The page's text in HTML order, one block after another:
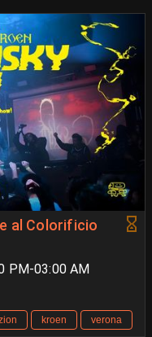
al Colorificio
PM-03:00 AM
kroen verona